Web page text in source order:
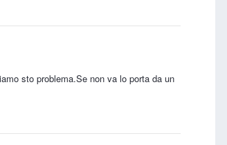
sto problema.Se non va lo porta da un